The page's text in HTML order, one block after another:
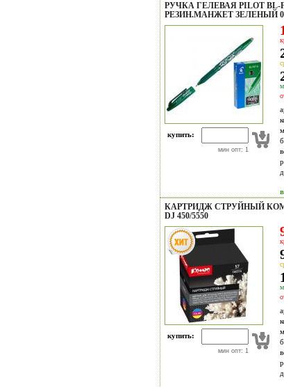
РУЧКА ГЕЛЕВАЯ PILOT BL-
РЕЗИН.МАНЖЕТ ЗЕЛЕНЫЙ
купить:
мин опт: 1
КАРТРИДЖ СТРУЙНЫЙ
DJ 450/5550
купить:
мин опт: 1